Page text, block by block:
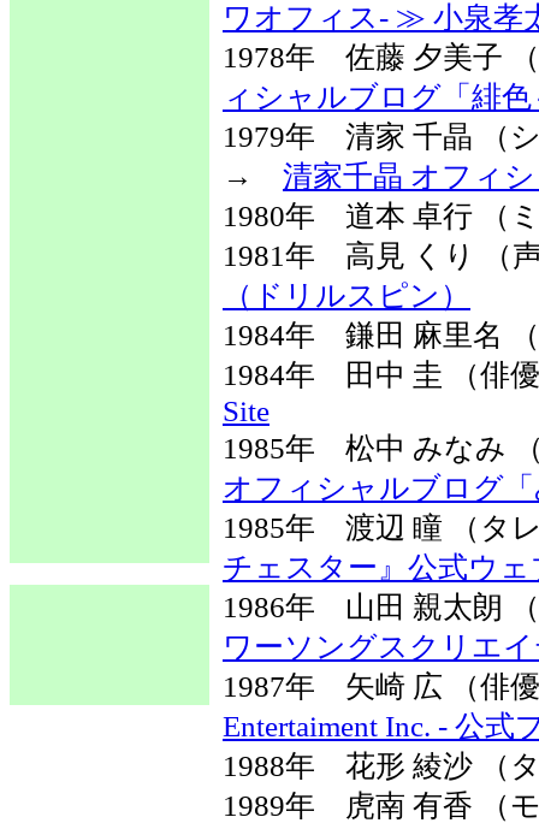
ワオフィス- ≫ 小泉孝
1978年 佐藤 夕美
ィシャルブログ「緋
1979年 清家 千晶 （
→ 清家千晶 オフィ
1980年 道本 卓行 （
1981年 高見 くり
（ドリルスピン）
1984年 鎌田 麻里
1984年 田中 圭 （
Site
1985年 松中 みな
オフィシャルブログ
1985年 渡辺 瞳 （
チェスター』公式ウ
1986年 山田 親太
ワーソングスクリエ
1987年 矢崎 広 （
Entertaiment Inc. - 公式
1988年 花形 綾沙 （
1989年 虎南 有香